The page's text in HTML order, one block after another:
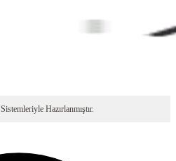
Sistemleriyle Hazırlanmıştır.